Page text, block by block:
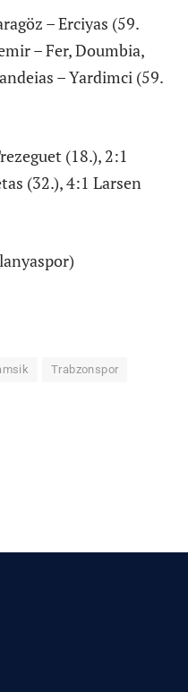
– Erciyas (59.
– Fer, Doumbia,
– Yardimci (59.
(18.), 2:1
(32.), 4:1 Larsen
Trabzonspor